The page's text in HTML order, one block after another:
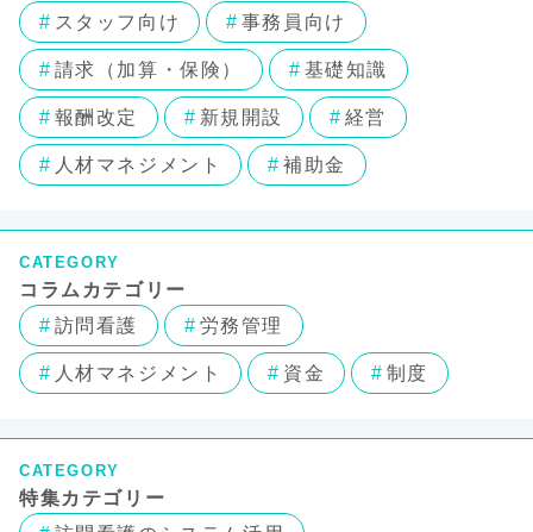
スタッフ向け 事務員向け
請求（加算・保険） 基礎知識
報酬改定 新規開設 経営
人材マネジメント 補助金
CATEGORY
コラムカテゴリー
訪問看護
労務管理
人材マネジメント 資金 制度
CATEGORY
特集カテゴリー